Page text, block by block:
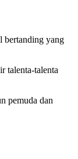
bertanding yang
talenta-talenta
pemuda dan